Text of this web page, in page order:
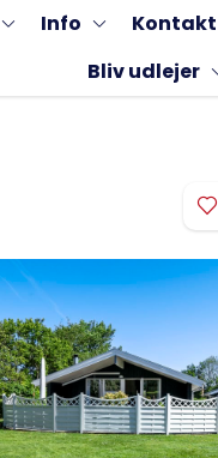
Info
Kontakt
Bliv udlejer